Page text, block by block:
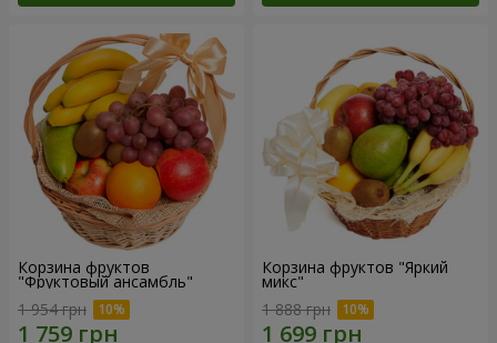
Корзина фруктов
"Фруктовый ансамбль"
1 954 грн
Корзина фруктов "Яркий
микс"
1 888 грн